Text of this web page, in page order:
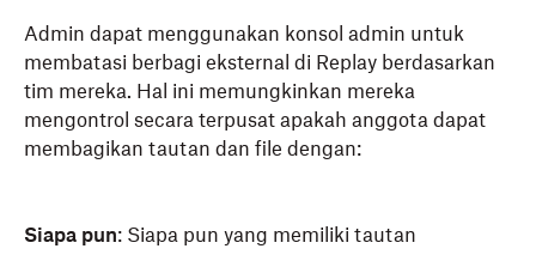
Admin dapat menggunakan konsol admin untuk
membatasi berbagi eksternal di Replay berdasarkan
tim mereka. Hal ini memungkinkan mereka
mengontrol secara terpusat apakah anggota dapat
membagikan tautan dan file dengan:
Siapa pun: Siapa pun yang memiliki tautan